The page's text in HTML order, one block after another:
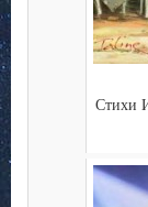
Стихи